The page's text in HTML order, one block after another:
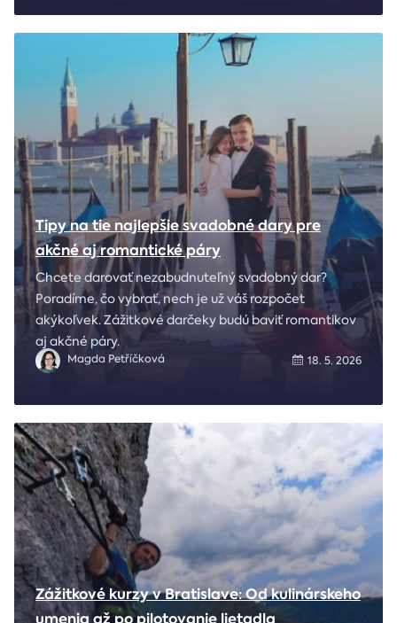
Tipy na tie najlepšie svadobné dary pre
akčné aj romantické páry
Chcete darovať nezabudnuteľný svadobný dar?
Poradíme, čo vybrať, nech je už váš rozpočet
akýkoľvek. Zážitkové darčeky budú baviť romantikov
aj akčné páry.
Magda Petříčková 18. 5. 2026
Zážitkové kurzy v Bratislave: Od kulinárskeho